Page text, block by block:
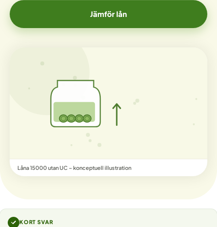
Jämför lån
Låna 15000 utan UC – konceptuell illustration
KORT SVAR